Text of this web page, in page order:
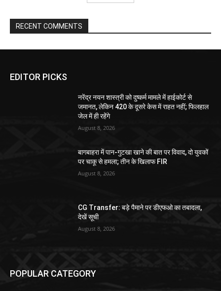
RECENT COMMENTS
EDITOR PICKS
नरेंद्र नयन शास्त्री को दुष्कर्म मामले में हाईकोर्ट से
जमानत, लेकिन 420 के दूसरे केस में राहत नहीं; फिलहाल
जेल में ही रहेंगे
August 8, 2026
बागबाहरा में पान-गुटखा खाने की बात पर विवाद, दो युवकों
पर चाकू से हमला; तीन के खिलाफ FIR
August 8, 2026
CG Transfer: बड़े पैमाने पर डीएफओ का तबादला,
देखें सूची
August 8, 2026
POPULAR CATEGORY